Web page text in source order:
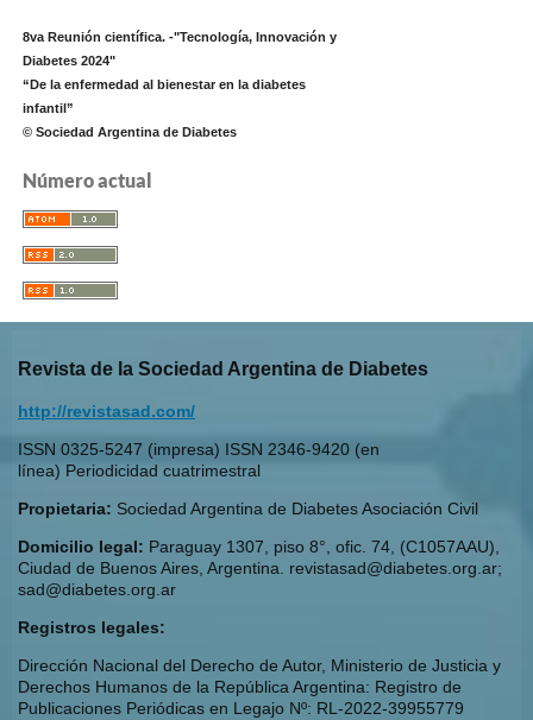
8va Reunión científica. -"Tecnología, Innovación y
Diabetes 2024"
“De la enfermedad al bienestar en la diabetes
infantil”
© Sociedad Argentina de Diabetes
Número actual
Revista de la Sociedad Argentina de Diabetes
http://revistasad.com/
ISSN 0325-5247 (impresa) ISSN 2346-9420 (en
línea) Periodicidad cuatrimestral
Propietaria: Sociedad Argentina de Diabetes Asociación Civil
Domicilio legal: Paraguay 1307, piso 8°, ofic. 74, (C1057AAU),
Ciudad de Buenos Aires, Argentina. revistasad@diabetes.org.ar;
sad@diabetes.org.ar
Registros legales:
Dirección Nacional del Derecho de Autor, Ministerio de Justicia y
Derechos Humanos de la República Argentina: Registro de
Publicaciones Periódicas en Legajo Nº: RL-2022-39955779